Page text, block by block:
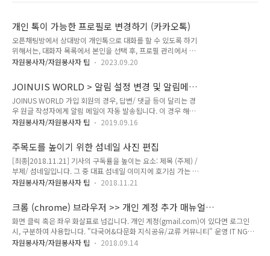
개인 톡이 가능한 프로필로 변경하기 (카카오톡)
오픈채팅방에서 상대방이 개인톡으로 대화를 할 수 있도록 하기
위해서는, 대화자 목록에서 본인을 선택 후, 프로필 관리에서 개
인 톡이 가능한 프로필을 선택합니다. 🙂😉 1:1 이 가능한 프로
공유/교류 커뮤니티" 운영 IT NGO MULTILINGUAL
KNOWLEDGE EXCHANGE & SHARING COMMUNITY
JOINUSWORLD.ORG 조인어스코리아는 국내 최대 20 언어권
‘국경 없는 언어문화 지식교류활동가’(JOKOER)를 회원으로 하
는 NGO로써,지식을 통해 세계인과 교류하는 다국어&다문화 지
자원봉사자/자원봉사자 팁 2023.09.20
JOINUIS WORLD > 알림 설정 변경 및 알림메
일 반송 문제
JOINUS WORLD 가입 회원의 경우, 답변/ 댓글 등이 달리는 경
우 원글 작성자에게 알림 메일이 자동 발송됩니다. 이 경우 해당
알림 메일을 수신차단할 경우, 반송 메일이 계속 관리자 메일로
경우, 알림메일을 수신 차단하지 말고 JOINUS WORLD 프로필
에서 알림을 OFF 설정해 주시기 바랍니다. 알림메일을 차단하는
회원의 경우, 해당 회원 계정은 관리자에 의해 계정 정지를 당할
수 있습니다. [알림메일의 예] [수신 차단 등으로 관리자에게 전
달된 반송 메일의 예] 회원 설정 들어가기 [바로가기] 알림 설정
다문화 지식공유/교류 커뮤니티" 운영 IT NGOMULTIL..
자원봉사자/자원봉사자 팁 2019.09.16
주목도를 높이기 위한 섬네일 사진 편집
[최종|2018.11.21] 기사의 구독률을 높이는 요소: 제목 (주제) /
부제/ 섬네일입니다. 그 중 대표 섬네일 이미지에 호기심 가는 주
제를 녹여내어 독자의 주목도를 높여주세요. * 추천 폰트: 고딕
https://insidestory.kr/12908 "다국어&다문화 지식공유/교
류 커뮤니티" 운영 IT NGOMULTILINGUAL KNOWLEDGE
EXCHANGE & SHARING COMMUNITY
JOINUSWORLD.ORG 조인어스코리아는 국내 최대 29개 ‘국경
없는 언어문화 지식교류활동가’(JOKOER)를 회원으로 하는
자원봉사자/자원봉사자 팁 2018.11.21
크롬 (chrome) 브라우저 >> 개인 계정 추가 매뉴얼
(joinuskorea.org 계정)
화면 클릭 혹은 좌우 화살표로 넘깁니다. 개인 계정(gmail.com)이 있다면 로그인
시, 구분하여 사용합니다. "다국어&다문화 지식공유/교류 커뮤니티" 운영 IT NGO
MULTILINGUAL KNOWLEDGE EXCHANGE & SHARING COMMUNITY
자원봉사자/자원봉사자 팁 2018.09.14